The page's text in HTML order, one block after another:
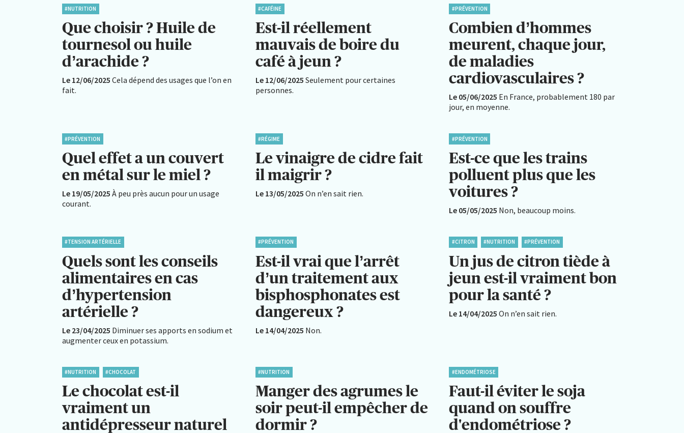
#NUTRITION
Que choisir ? Huile de
tournesol ou huile
d’arachide ?
Le 12/06/2025 Cela dépend des usages que l’on en
fait.
#CAFÉINE
Est-il réellement
mauvais de boire du
café à jeun ?
Le 12/06/2025 Seulement pour certaines
personnes.
#PRÉVENTION
Combien d’hommes
meurent, chaque jour,
de maladies
cardiovasculaires ?
Le 05/06/2025 En France, probablement 180 par
jour, en moyenne.
#PRÉVENTION
Quel effet a un couvert
en métal sur le miel ?
Le 19/05/2025 À peu près aucun pour un usage
courant.
#RÉGIME
Le vinaigre de cidre fait
il maigrir ?
Le 13/05/2025 On n’en sait rien.
#PRÉVENTION
Est-ce que les trains
polluent plus que les
voitures ?
Le 05/05/2025 Non, beaucoup moins.
#TENSION ARTÉRIELLE
Quels sont les conseils
alimentaires en cas
d’hypertension
artérielle ?
Le 23/04/2025 Diminuer ses apports en sodium et
augmenter ceux en potassium.
#PRÉVENTION
Est-il vrai que l’arrêt
d’un traitement aux
bisphosphonates est
dangereux ?
Le 14/04/2025 Non.
#CITRON #NUTRITION #PRÉVENTION
Un jus de citron tiède à
jeun est-il vraiment bon
pour la santé ?
Le 14/04/2025 On n’en sait rien.
#NUTRITION #CHOCOLAT
Le chocolat est-il
vraiment un
antidépresseur naturel
#NUTRITION
Manger des agrumes le
soir peut-il empêcher de
dormir ?
#ENDOMÉTRIOSE
Faut-il éviter le soja
quand on souffre
d'endométriose ?